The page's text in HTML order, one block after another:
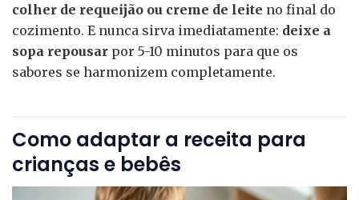
colher de requeijão ou creme de leite no final do
cozimento. E nunca sirva imediatamente: deixe a
sopa repousar por 5-10 minutos para que os
sabores se harmonizem completamente.
Como adaptar a receita para
crianças e bebês